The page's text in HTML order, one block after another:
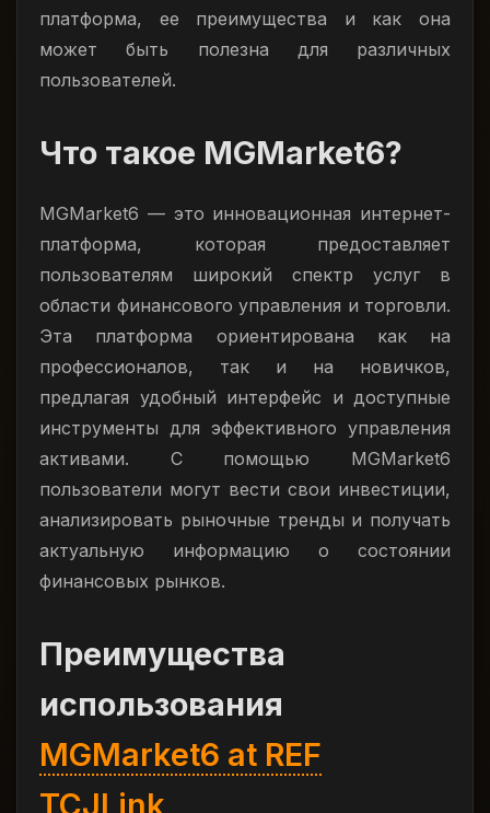
платформа, ее преимущества и как она
может быть полезна для различных
пользователей.
Что такое MGMarket6?
MGMarket6 — это инновационная интернет-
платформа, которая предоставляет
пользователям широкий спектр услуг в
области финансового управления и торговли.
Эта платформа ориентирована как на
профессионалов, так и на новичков,
предлагая удобный интерфейс и доступные
инструменты для эффективного управления
активами. С помощью MGMarket6
пользователи могут вести свои инвестиции,
анализировать рыночные тренды и получать
актуальную информацию о состоянии
финансовых рынков.
Преимущества
использования
MGMarket6 at REF
TCJLink